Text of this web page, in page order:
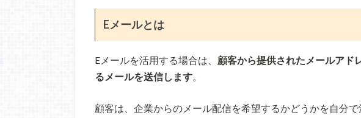
Eメールとは
Eメールを活用する場合は、 顧客から提供されたメールアド
るメールを送信します
顧客は、企業からのメール配信を希望するかどうかを自分